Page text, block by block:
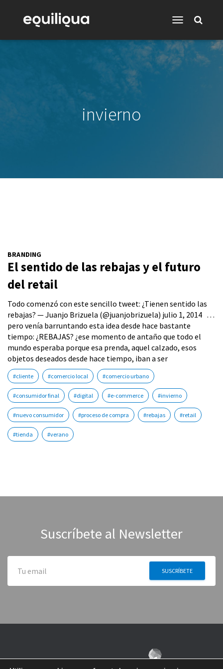
invierno
BRANDING
El sentido de las rebajas y el futuro
del retail
Todo comenzó con este sencillo tweet: ¿Tienen sentido las
rebajas? — Juanjo Brizuela (@juanjobrizuela) julio 1, 2014 …
pero venía barruntando esta idea desde hace bastante
tiempo: ¿REBAJAS? ¿ese momento de antaño que todo el
mundo esperaba porque esa prenda, aquel calzado, esos
objetos deseados desde hace tiempo, iban a ser
#cliente #comercio local #comercio urbano
#consumidor final #digital #e-commerce #invierno
#nuevo consumidor #proceso de compra #rebajas #retail
#tienda #verano
Suscríbete al Newsletter